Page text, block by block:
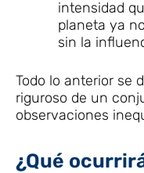
intensidad
planeta ya
sin la
Todo lo anterior se
riguroso de un
observaciones
¿Qué